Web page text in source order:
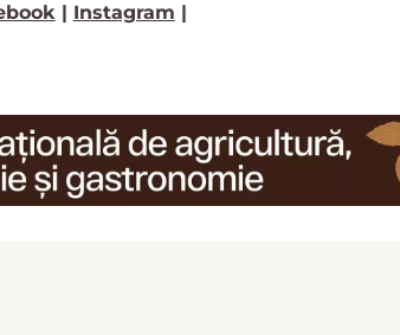
| Instagram